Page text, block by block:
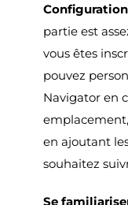
partie est
vous êtes
pouvez
Navigator en
en ajoutant
souhaitez
Se